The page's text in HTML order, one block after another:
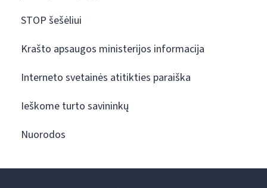
STOP šešėliui
Krašto apsaugos ministerijos informacija
Interneto svetainės atitikties paraiška
Ieškome turto savininkų
Nuorodos